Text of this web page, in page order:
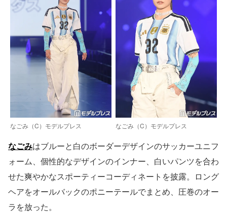
なごみ（C）モデルプレス なごみ（C）モデルプレス
なごみはブルーと白のボーダーデザインのサッカーユニフ
ォーム、個性的なデザインのインナー、白いパンツを合わ
せた爽やかなスポーティーコーディネートを披露。ロング
ヘアをオールバックのポニーテールでまとめ、圧巻のオー
ラを放った。